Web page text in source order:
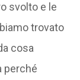
svolto e le
trovato
cosa
perché